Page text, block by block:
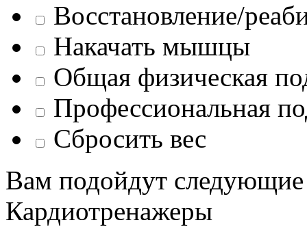
Восстановление/
Накачать мышцы
Общая физическая
Профессиональная
Сбросить вес
Вам подойдут
Кардиотренажеры